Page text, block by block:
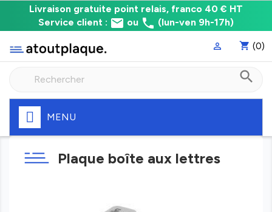
Livraison gratuite point relais, franco 40 € HT
Service client : email ou phone (lun-ven 9h-17h)
Livraison
relais,
franco
Fabrication
shopping_cart (0)

search
MENU
Plaque boîte aux lettres